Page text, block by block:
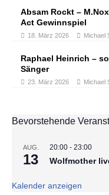
Absam Rockt –
Act Gewinnspiel
18. März 2026 Michael
Raphael Heinrich –
Sänger
23. März 2026 Michael
Bevorstehende
AUG.
13
20:00 - 23:00
Wolfmother
Kalender anzeigen